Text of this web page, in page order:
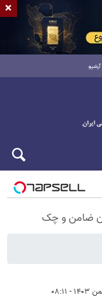
آرشیو
×